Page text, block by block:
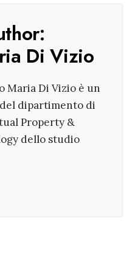
Di Vizio
Maria Di Vizio è un
dipartimento di
Property &
dello studio